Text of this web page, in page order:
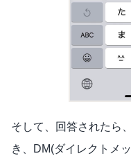
そして、回答されたら
き、DM(ダイレクトメ